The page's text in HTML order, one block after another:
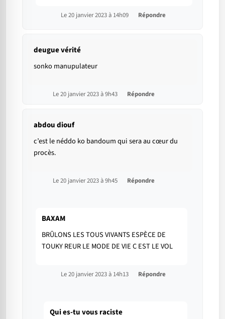
Le 20 janvier 2023 à 14h09 Répondre
deugue vérité
sonko manupulateur
Le 20 janvier 2023 à 9h43 Répondre
abdou diouf
c’est le néddo ko bandoum qui sera au cœur du
procès.
Le 20 janvier 2023 à 9h45 Répondre
BAXAM
BRÛLONS LES TOUS VIVANTS ESPÈCE DE
TOUKY REUR LE MODE DE VIE C EST LE VOL
Le 20 janvier 2023 à 14h13 Répondre
Qui es-tu vous raciste